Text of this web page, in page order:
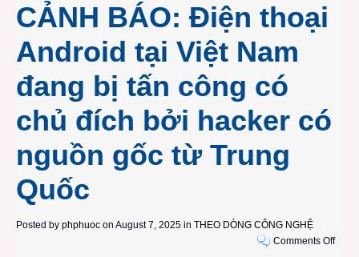
CẢNH BÁO: Điện thoại
Android tại Việt Nam
đang bị tấn công có
chủ đích bởi hacker có
nguồn gốc từ Trung
Quốc
Posted by phphuoc on August 7, 2025 in THEO DÒNG CÔNG NGHỆ
Comments Offon